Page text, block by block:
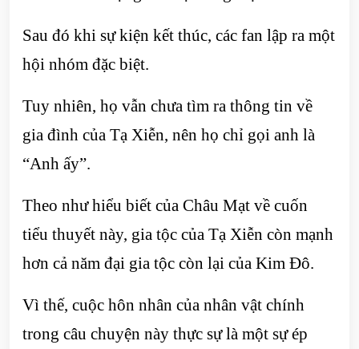
Sau đó khi sự kiện kết thúc, các fan lập ra một
hội nhóm đặc biệt.
Tuy nhiên, họ vẫn chưa tìm ra thông tin về
gia đình của Tạ Xiễn, nên họ chỉ gọi anh là
“Anh ấy”.
Theo như hiểu biết của Châu Mạt về cuốn
tiểu thuyết này, gia tộc của Tạ Xiễn còn mạnh
hơn cả năm đại gia tộc còn lại của Kim Đô.
Vì thế, cuộc hôn nhân của nhân vật chính
trong câu chuyện này thực sự là một sự ép